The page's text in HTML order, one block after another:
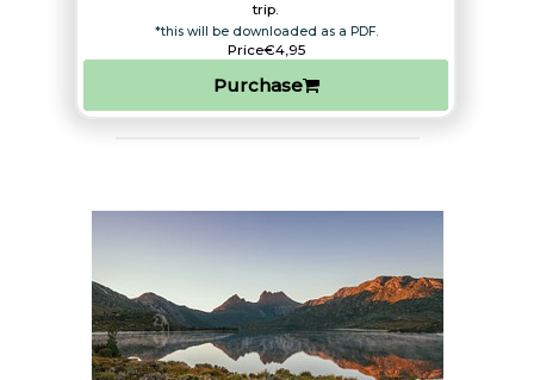
trip.​
*this will be downloaded as a PDF.
Price€4,95
Purchase